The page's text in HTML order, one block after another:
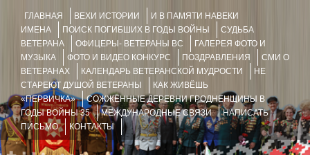
ГЛАВНАЯ ВЕХИ ИСТОРИИ
И В ПАМЯТИ НАВЕКИ
ИМЕНА
ПОИСК ПОГИБШИХ В ГОДЫ ВОЙНЫ
СУДЬБА
ВЕТЕРАНА
ОФИЦЕРЫ- ВЕТЕРАНЫ ВС
ГАЛЕРЕЯ ФОТО И
МУЗЫКА
ФОТО И ВИДЕО КОНКУРС ПОЗДРАВЛЕНИЯ
СМИ О
ВЕТЕРАНАХ
КАЛЕНДАРЬ ВЕТЕРАНСКОЙ МУДРОСТИ
НЕ
СТАРЕЮТ ДУШОЙ ВЕТЕРАНЫ
КАК ЖИВЁШЬ
«ПЕРВИЧКА»
СОЖЖЁННЫЕ ДЕРЕВНИ ГРОДНЕНЩИНЫ В
ГОДЫ ВОЙНЫ 35
МЕЖДУНАРОДНЫЕ СВЯЗИ
НАПИСАТЬ
ПИСЬМО
КОНТАКТЫ